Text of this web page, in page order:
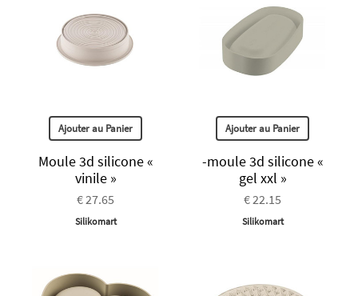
Ajouter au Panier
Moule 3d silicone «
vinile »
€ 27.65
Silikomart
Ajouter au Panier
-moule 3d silicone «
gel xxl »
€ 22.15
Silikomart